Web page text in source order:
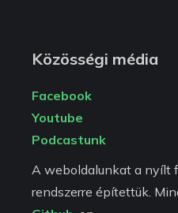
Közösségi média
Facebook
Youtube
Podcastunk
A weboldalunkat a nyílt
rendszerre építettük.